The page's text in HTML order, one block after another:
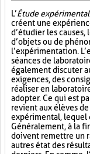
L’Étude
créent une
d’étudier les
d’objets ou de
l’expérimentation.
séances de
également discuter
exigences, des
réaliser en
adopter. Ce qui est
revient aux élèves
expérimental, lequel
Généralement, à la
doivent remettre un
autres état des